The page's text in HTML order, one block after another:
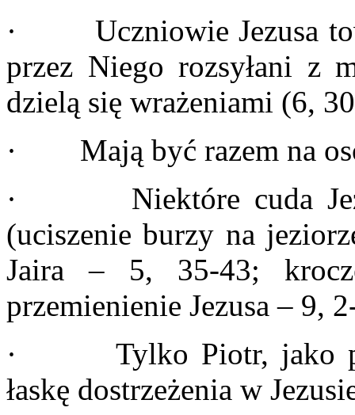
· Uczniowie Jezusa
przez Niego rozsyłani z
dzielą się wrażeniami (6,
· Mają być razem na
· Niektóre cuda
(uciszenie burzy na
Jaira – 5, 35-43;
przemienienie Jezusa – 9,
· Tylko Piotr, jako
łaskę dostrzeżenia w